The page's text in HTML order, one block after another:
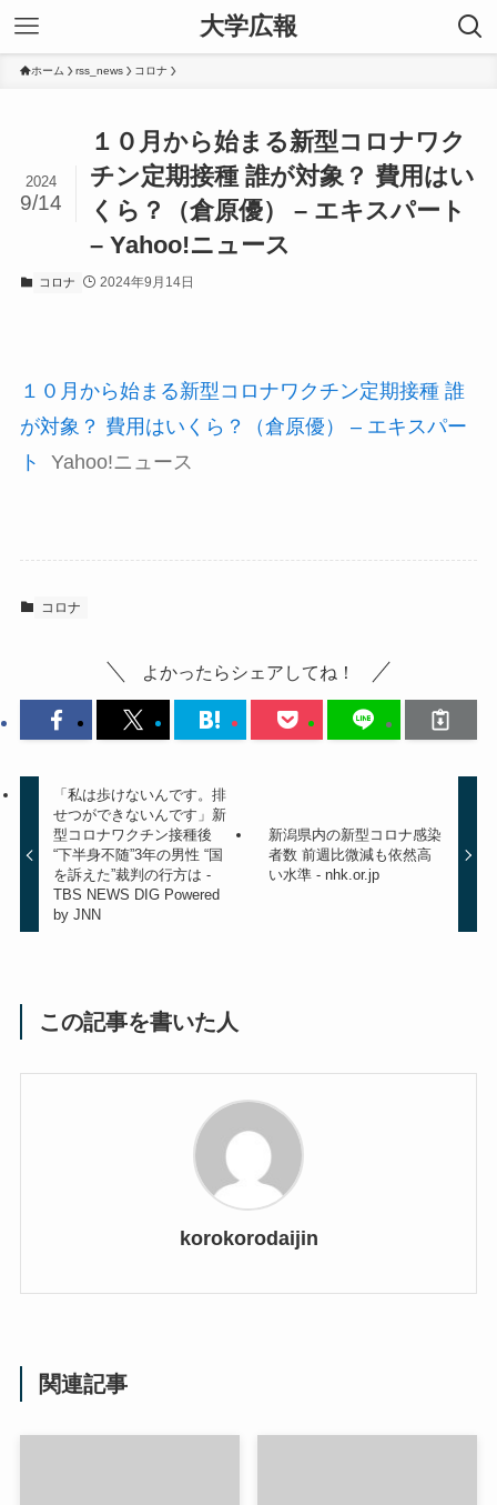
大学広報
ホーム rss_news コロナ
１０月から始まる新型コロナワク
チン定期接種 誰が対象？ 費用はい
くら？（倉原優） – エキスパート
– Yahoo!ニュース
2024
9/14
コロナ 2024年9月14日
１０月から始まる新型コロナワクチン定期接種 誰
が対象？ 費用はいくら？（倉原優） – エキスパー
ト
Yahoo!ニュース
コロナ
よかったらシェアしてね！
「私は歩けないんです。排
せつができないんです」新
型コロナワクチン接種後
“下半身不随”3年の男性 “国
を訴えた”裁判の行方は -
TBS NEWS DIG Powered
by JNN
新潟県内の新型コロナ感染
者数 前週比微減も依然高
い水準 - nhk.or.jp
この記事を書いた人
korokorodaijin
関連記事